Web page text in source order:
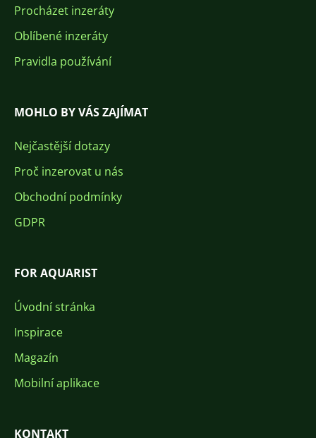
Procházet inzeráty
Oblíbené inzeráty
Pravidla používání
MOHLO BY VÁS ZAJÍMAT
Nejčastější dotazy
Proč inzerovat u nás
Obchodní podmínky
GDPR
FOR AQUARIST
Úvodní stránka
Inspirace
Magazín
Mobilní aplikace
KONTAKT